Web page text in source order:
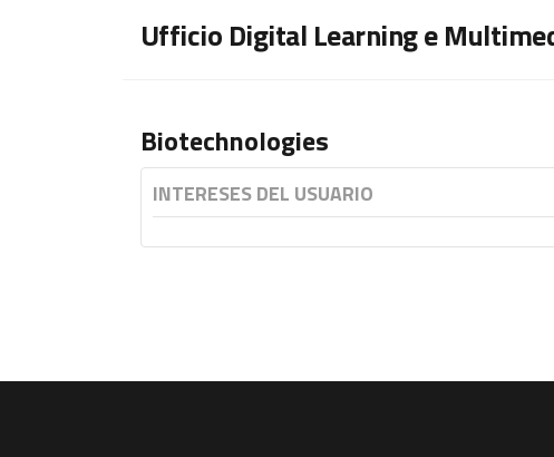
Ufficio Digital Learning e
Biotechnologies
INTERESES DEL USUARIO